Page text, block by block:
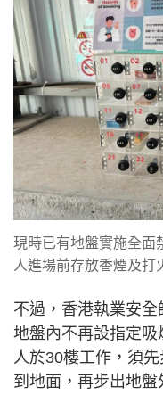
現時已有地盤實施全面
人進場前存放香煙及打
不過，香港執業安
地盤內不再設指定
人於30樓工作，須
到地面，再步出地